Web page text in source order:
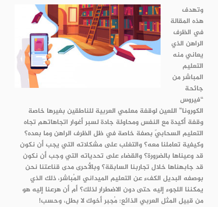
وتهدف
هذه المقالة
في الظرف
الراهن الذي
يعاني منه
التعليم
المباشر من
جائحة
“فيروس
الكورونا” اللعين لوقفة معلمي العربية للناطقين بغيرها خاصة
وِقفة أكيدة مع النفس ومحاولة جادة لسبر أغوار اتجاهاتهم تجاه
التعليم السحابيّ بصفة خاصة في ظل الظرف الراهن وما بعده؟
وكيفية تعاملنا معه؟ والتغلب على مشكلاته التي يجب أن نكون
قد وعيناها بالضرورة؟ والقضاء على تحدياته التي وجب أن نكون
قد جابهناها خلال تجاربنا السابقة؟ وبالأحرى مدى قناعتنا نحن
بوصفه البديل الكفء عن التعليم الميداني المُباشر، ذلك الذي
يمكننا اللجوء إليه حتى دون الاضطرار لذلك؟ أم أن هرعنا إليه هو
من قبيل المثل العربي الذائع: مُجبر أخوك لا بطل، وحسب!